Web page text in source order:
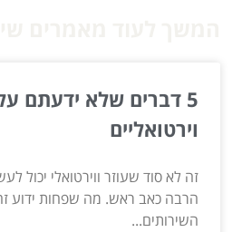
5 דברים שלא ידעתם
וירטואליים
זה לא סוד שעוזר ווירטואלי יכול
הרבה כאב ראש. מה שפחות ידוע
השירותים...